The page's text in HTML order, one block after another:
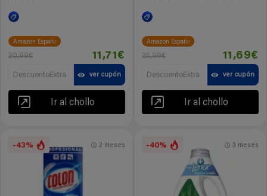
Amazon España
20,99€ 11,71€
DescuentoExtra ver cupón
Ir al chollo
Amazon España
25,99€ 11,69€
DescuentoExtra ver cupón
Ir al chollo
-43% 2 meses -40% 3 meses